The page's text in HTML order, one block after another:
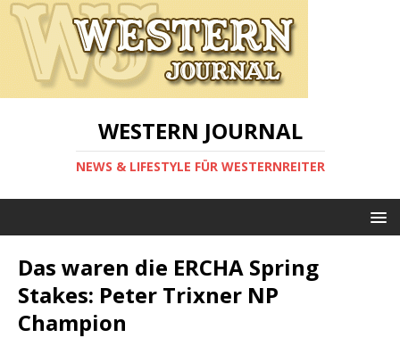
WESTERN JOURNAL
NEWS & LIFESTYLE FÜR WESTERNREITER
Das waren die ERCHA Spring
Stakes: Peter Trixner NP
Champion